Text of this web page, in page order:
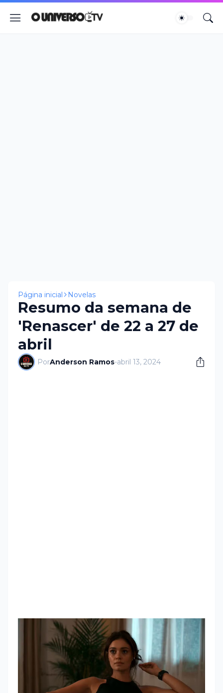
Página inicial Novelas
Resumo da semana de
'Renascer' de 22 a 27 de
abril
PorAnderson Ramos-abril 13, 2024